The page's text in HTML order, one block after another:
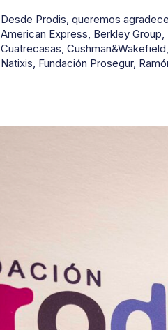
Desde Prodis, queremos
American Express, Berkley
Cuatrecasas,
Natixis, Fundación Prosegur,